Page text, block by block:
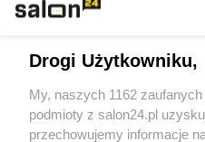
Sport
Społeczeństwo
Drogi Użytkowniku,
My, naszych 1162
podmioty z salon24.pl
przechowujemy informacje